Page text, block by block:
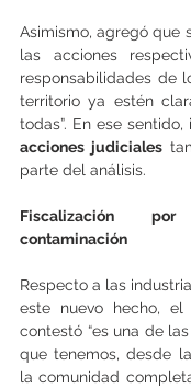
Asimismo, agregó que
las acciones
responsabilidades de
territorio ya estén
todas”. En ese
acciones judiciales
parte del análisis.
Fiscalización
contaminación
Respecto a las
este nuevo hecho, el
contestó “es una de
que tenemos, desde
la comunidad